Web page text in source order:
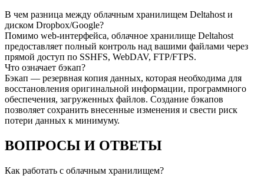
В чем разница между облачным хранилищем Deltahost и
диском Dropbox/Google?
Помимо web-интерфейса, облачное хранилище Deltahost
предоставляет полный контроль над вашими файлами через
прямой доступ по SSHFS, WebDAV, FTP/FTPS.
Что означает бэкап?
Бэкап — резервная копия данных, которая необходима для
восстановления оригинальной информации, программного
обеспечения, загруженных файлов. Создание бэкапов
позволяет сохранить внесенные изменения и свести риск
потери данных к минимуму.
ВОПРОСЫ И ОТВЕТЫ
Как работать с облачным хранилищем?